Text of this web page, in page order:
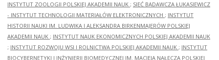
INSTYTUT ZOOLOGII POLSKIEJ AKADEMII NAUK ; SIEĆ BADAWCZA ŁUKASIEWICZ
- INSTYTUT TECHNOLOGII MATERIAŁÓW ELEKTRONICZNYCH ; INSTYTUT
HISTORII NAUKI IM. LUDWIKA I ALEKSANDRA BIRKENMAJERÓW POLSKIEJ
AKADEMII NAUK ; INSTYTUT NAUK EKONOMICZNYCH POLSKIEJ AKADEMII NAUK
; INSTYTUT ROZWOJU WSI I ROLNICTWA POLSKIEJ AKADEMII NAUK ; INSTYTUT
BIOCYBERNETYKI I INŻYNIERII BIOMEDYCZNEJ IM. MACIEJA NAŁĘCZA POLSKIEJ